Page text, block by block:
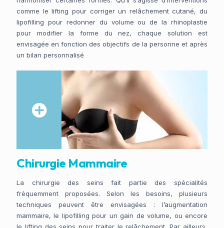
comme le lifting pour corriger un relâchement cutané, du
lipofilling pour redonner du volume ou de la rhinoplastie
pour modifier la forme du nez, chaque solution est
envisagée en fonction des objectifs de la personne et après
un bilan personnalisé
Chirurgie Mammaire
La chirurgie des seins fait partie des spécialités
fréquemment proposées. Selon les besoins, plusieurs
techniques peuvent être envisagées : l’augmentation
mammaire, le lipofilling pour un gain de volume, ou encore